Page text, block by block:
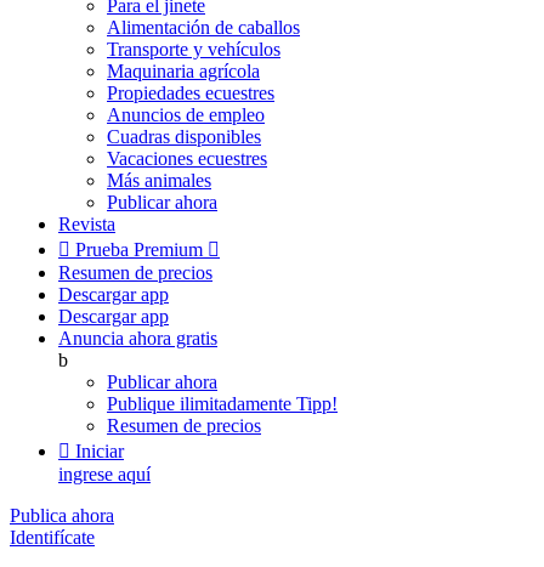
Para el jinete
Alimentación de caballos
Transporte y vehículos
Maquinaria agrícola
Propiedades ecuestres
Anuncios de empleo
Cuadras disponibles
Vacaciones ecuestres
Más animales
Publicar ahora
Revista
 Prueba Premium 
Resumen de precios
Descargar app
Descargar app
Anuncia ahora gratis
b
Publicar ahora
Publique ilimitadamente Tipp!
Resumen de precios
 Iniciar
ingrese aquí
Publica ahora
Identifícate